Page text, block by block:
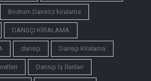
Bodrum Dansöz kiralama
DANSÇI KİRALAMA
dansçı Dansçı Kiralama
Dansçı İş İlanları